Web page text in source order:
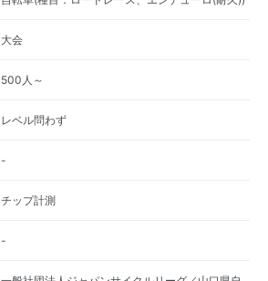
大会
500人～
レベル問わず
-
チップ計測
-